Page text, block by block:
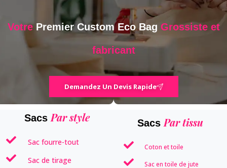
VotrePremier Custom Eco Bag Grossiste et
fabricant
Demandez Un Devis Rapide
Sacs Par style
Sac fourre-tout
Sac de tirage
Sacs Par tissu
Coton et toile
Sac en toile de jute
日本語
한국어
Dansk